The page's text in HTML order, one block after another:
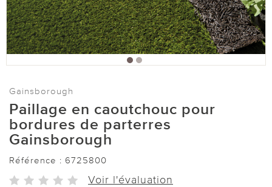
Gainsborough
Paillage en caoutchouc pour
bordures de parterres
Gainsborough
Référence : 6725800
Voir l'évaluation